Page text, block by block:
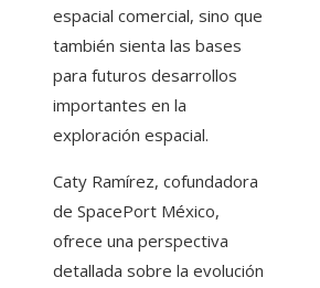
espacial comercial, sino que
también sienta las bases
para futuros desarrollos
importantes en la
exploración espacial.
Caty Ramírez, cofundadora
de SpacePort México,
ofrece una perspectiva
detallada sobre la evolución